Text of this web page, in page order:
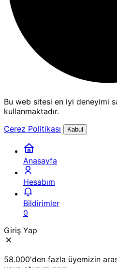
Bu web sitesi en iyi deneyimi
kullanmaktadır.
Çerez Politikası
Kabul
Anasayfa
Hesabım
Bildirimler
0
Giriş Yap
58.000'den fazla üyemizin